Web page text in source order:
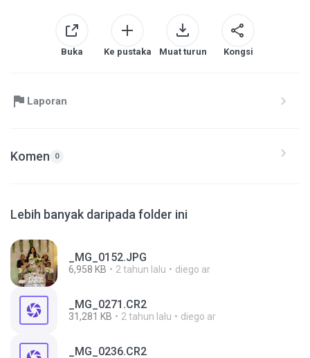
Buka Ke pustaka Muat turun Kongsi
Laporan
Komen 0
Lebih banyak daripada folder ini
_MG_0152.JPG
6,958 KB 2 tahun lalu diego ar
_MG_0271.CR2
31,281 KB 2 tahun lalu diego ar
_MG_0236.CR2